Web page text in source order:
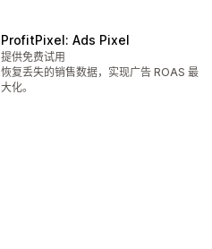
ProfitPixel: Ads Pixel
提供免费试用
恢复丢失的销售数据，实现广告 ROAS 最
大化。